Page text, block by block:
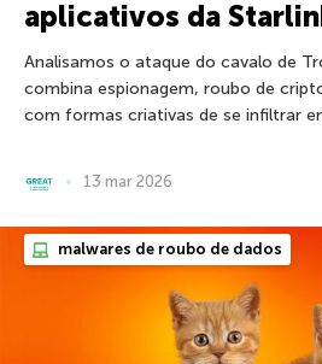
aplicativos da
Analisamos o ataque do cavalo de
combina espionagem, roubo de
com formas criativas de se infiltrar
13 mar 2026
malwares de roubo de dados